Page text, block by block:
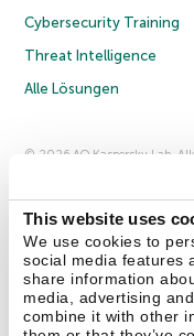
This website uses
We use cookies to
social media features
share information
media, advertising
combine it with other
Cybersecurity Training
Threat Intelligence
Alle Lösungen
© 2026 AO Kaspersky Lab.
Anmeldung zum Newsletter
Kontakt Über uns Partner
Pressemitteilungen